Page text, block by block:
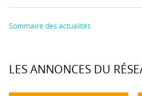
Sommaire des actualités
LES ANNONCES DU